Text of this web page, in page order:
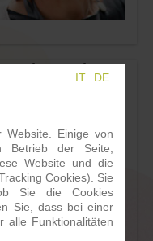
Evelyn Gruber-
Fischnaller
IT DE
Website. Einige von
Betrieb der Seite,
Website und die
Cookies). Sie
Sie die Cookies
Sie, dass bei einer
alle Funktionalitäten